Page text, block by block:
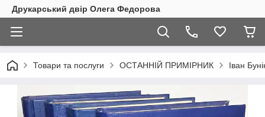
Друкарський двір Олега Федорова
Товари та послуги ОСТАННІЙ ПРИМІРНИК Іван